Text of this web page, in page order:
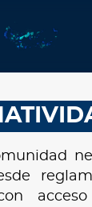
con